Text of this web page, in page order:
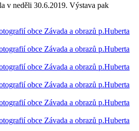
v neděli 30.6.2019. Výstava pak